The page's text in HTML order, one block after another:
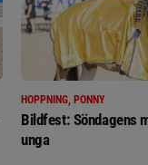
HOPPNING, PONNY
Bildfest: Söndagens
unga